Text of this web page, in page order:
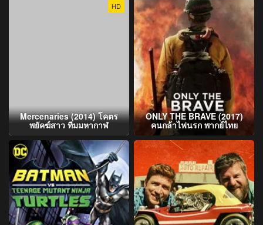
HD
Mercenaries (2014) โคตร
พยัคฆ์สาว ทีมมหากาฬ
ONLY THE BRAVE (2017)
คนกล้าไฟนรก พากย์ไทย